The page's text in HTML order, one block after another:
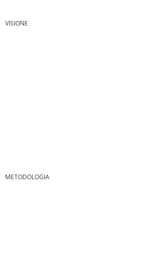
VISIONE
METODOLOGIA